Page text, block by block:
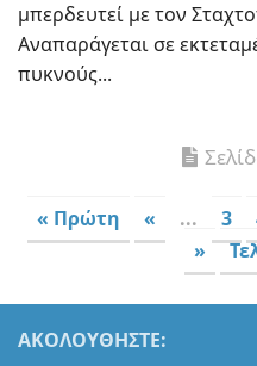
μπερδευτεί με τον
Αναπαράγεται σε
πυκνούς...
« Πρώτη « ... 3
»
ΑΚΟΛΟΥΘΉΣΤΕ: